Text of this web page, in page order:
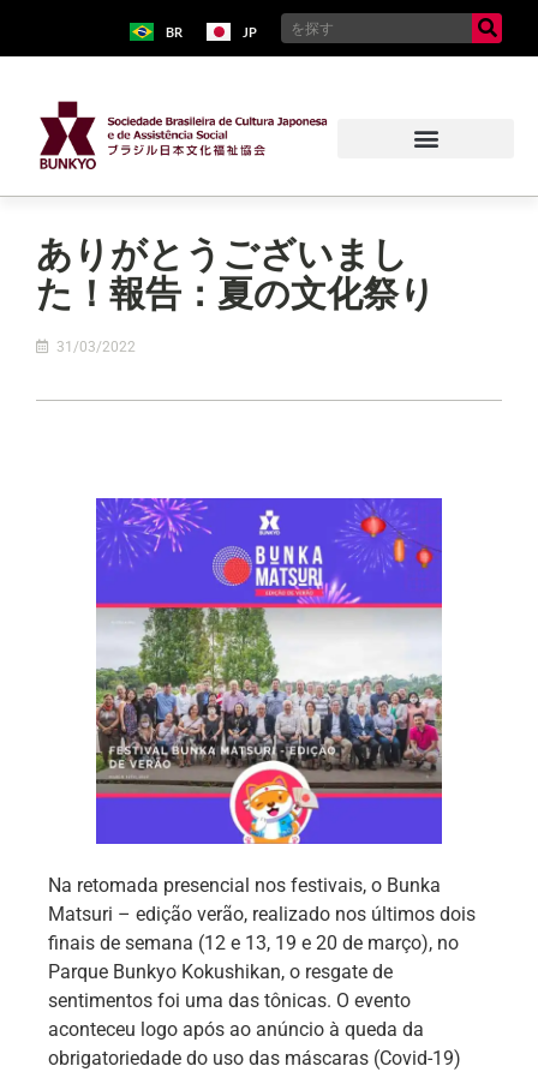
BR JP
ありがとうございまし
た！報告：夏の文化祭り
31/03/2022
Na retomada presencial nos festivais, o Bunka
Matsuri – edição verão, realizado nos últimos dois
finais de semana (12 e 13, 19 e 20 de março), no
Parque Bunkyo Kokushikan, o resgate de
sentimentos foi uma das tônicas. O evento
aconteceu logo após ao anúncio à queda da
obrigatoriedade do uso das máscaras (Covid-19)